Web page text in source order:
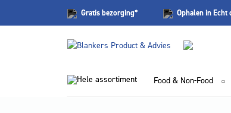
Gratisbezorging* Ophalen in Echt
Hele assortiment Food & Non-Food